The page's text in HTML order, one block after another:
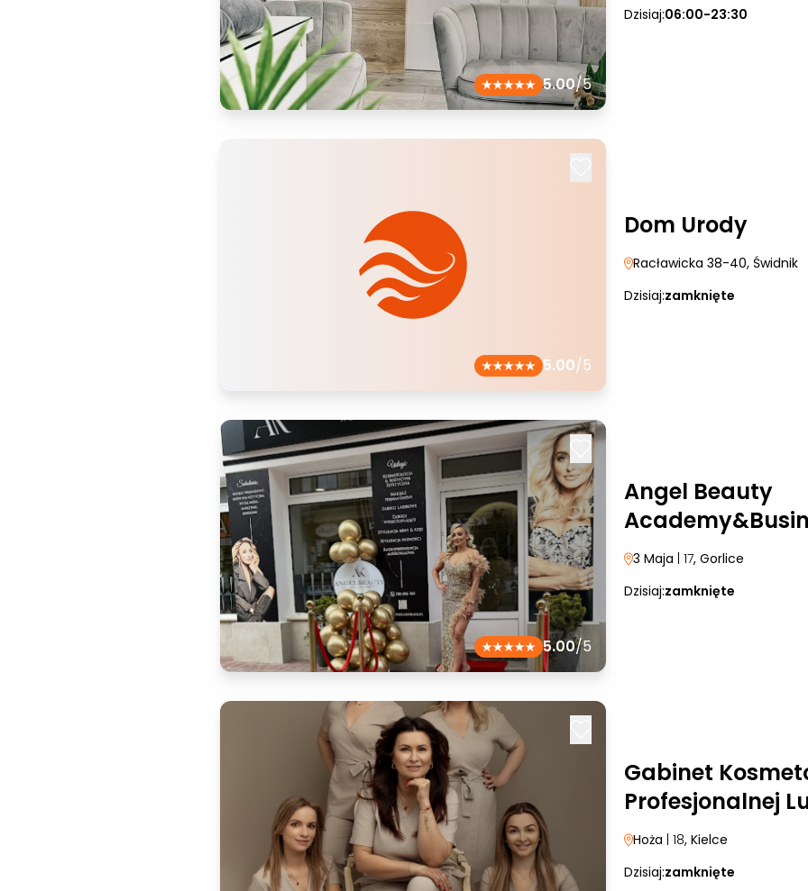
5.00/5
Dzisiaj:06:00-23:30
5.00/5
Dom Urody
Racławicka 38-40, Świdnik
Dzisiaj:zamknięte
5.00/5
Angel Beauty
3 Maja | 17, Gorlice
Dzisiaj:zamknięte
Gabinet
Profesjonalnej
Hoża | 18, Kielce
Dzisiaj:zamknięte